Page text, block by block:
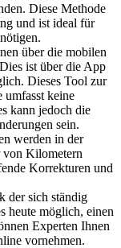
Diese Methode
und ist ideal für
über die mobilen
ist über die App
Dieses Tool zur
umfasst keine
kann jedoch die
sein.
werden in der
von Kilometern
Korrekturen und
der sich ständig
heute möglich, einen
Experten Ihnen
vornehmen.